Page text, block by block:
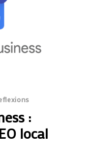
:
local